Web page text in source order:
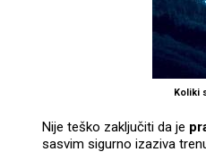
Koliki
Nije teško zaključiti da je
sasvim sigurno izaziva